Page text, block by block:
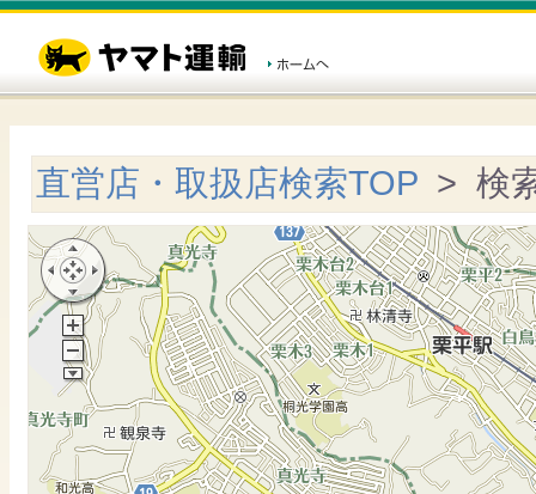
直営店・取扱店検索TOP > 検